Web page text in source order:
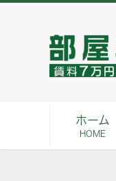
ホーム
HOME